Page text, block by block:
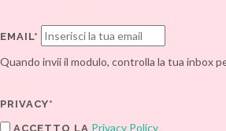
EMAIL*
Quando invii il modulo, controlla la tua inbox
PRIVACY*
ACCETTO LA Privacy Policy